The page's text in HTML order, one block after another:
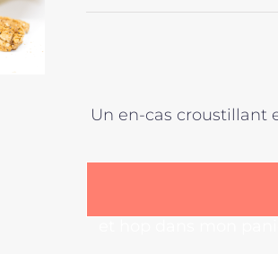
Un en-cas croustillant